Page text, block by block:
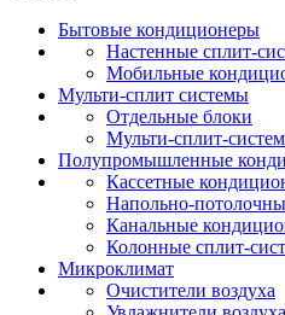
Бытовые кондиционеры
Настенные сплит-
Мобильные
Мульти-сплит системы
Отдельные блоки
Мульти-сплит-
Полупромышленные
Кассетные
Напольно-
Канальные
Колонные сплит-
Микроклимат
Очистители воздуха